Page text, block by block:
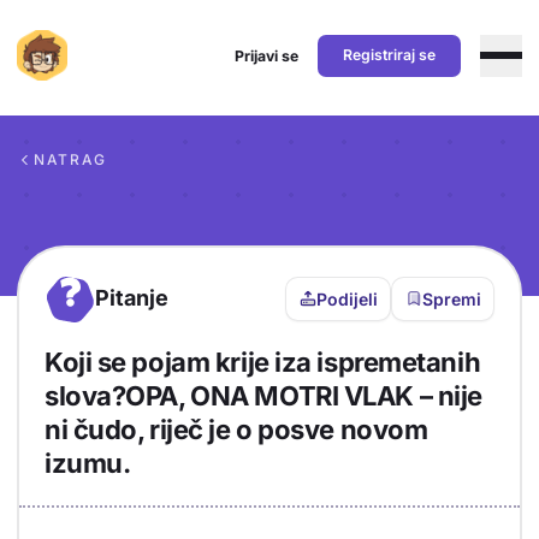
Prijavi se Registriraj se
NATRAG
? Pitanje Podijeli Spremi
Koji se pojam krije iza ispremetanih
slova?OPA, ONA MOTRI VLAK – nije
ni čudo, riječ je o posve novom
izumu.